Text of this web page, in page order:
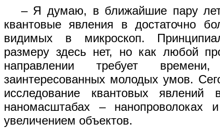
– Я думаю, в ближайшие пару
квантовые явления в достаточно
видимых в микроскоп.
размеру здесь нет, но как любой
направлении требует
заинтересованных молодых умов.
исследование квантовых
наномасштабах –
увеличением объектов.